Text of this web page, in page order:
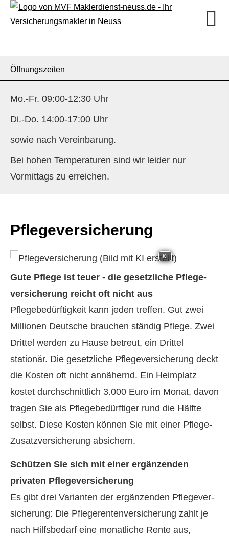
Öffnungszeiten
Mo.-Fr. 09:00-12:30 Uhr
Di.-Do. 14:00-17:00 Uhr
sowie nach Vereinbarung.
Bei hohen Temperaturen sind wir leider nur
Vormittags zu erreichen.
Pflege­ver­si­che­rung
KI
Gute Pflege ist teuer - die gesetzliche Pflege­
ver­si­che­rung reicht oft nicht aus
Pflegebedürftigkeit kann jeden treffen. Gut zwei
Millionen Deutsche brauchen ständig Pflege. Zwei
Drittel werden zu Hause betreut, ein Drittel
stationär. Die gesetzliche Pflege­ver­si­che­rung deckt
die Kosten oft nicht annähernd. Ein Heimplatz
kostet durchschnittlich 3.000 Euro im Monat, davon
tragen Sie als Pflegebedürftiger rund die Hälfte
selbst. Diese Kosten können Sie mit einer Pflege-
Zusatzversicherung absichern.
Schützen Sie sich mit einer ergänzenden
privaten Pflege­ver­si­che­rung
Es gibt drei Varianten der ergänzenden Pflege­ver­
si­che­rung: Die Pfle­ge­ren­tenversicherung zahlt je
nach Hilfsbedarf eine monatliche Rente aus,